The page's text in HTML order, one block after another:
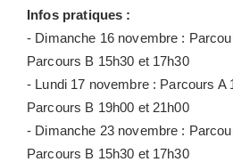
Infos pratiques :
- Dimanche 16 novembre :
Parcours B 15h30 et 17h30
- Lundi 17 novembre : Parcours A
Parcours B 19h00 et 21h00
- Dimanche 23 novembre :
Parcours B 15h30 et 17h30
HÔTEL
CHAMBRES